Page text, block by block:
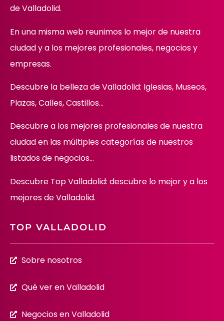
de Valladolid.
En una misma web reunimos lo mejor de nuestra
ciudad y a los mejores profesionales, negocios y
empresas.
Descubre la belleza de Valladolid: Iglesias, Museos,
Plazas, Calles, Castillos…
Descubrea los mejores profesionales de nuestra
ciudad en las múltiples categorías de nuestros
listados de negocios…
Descubre Top Valladolid: descubre lo mejor y a los
mejores de Valladolid.
TOP VALLADOLID
Sobre nosotros
Qué ver en Valladolid
Negocios en Valladolid